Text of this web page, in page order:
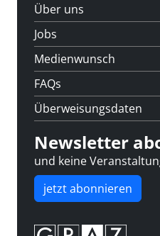
Über uns
Jobs
Medienwunsch
FAQs
Überweisungsdaten
Newsletter
und keine
jetzt abonnieren